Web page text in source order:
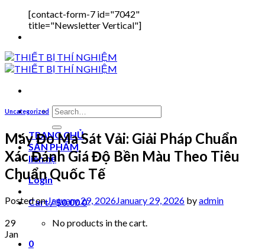
[contact-form-7 id="7042"
title="Newsletter Vertical"]
Search
for:
TRANG CHỦ
SẢN PHẨM
liên hệ
Login
Cart /$0.000
No products in the cart.
0
Uncategorized
Máy Đo Ma Sát Vải: Giải Pháp Chuẩn
Xác Đánh Giá Độ Bền Màu Theo Tiêu
Chuẩn Quốc Tế
Posted onJanuary 29, 2026January 29, 2026 byadmin
29
Jan